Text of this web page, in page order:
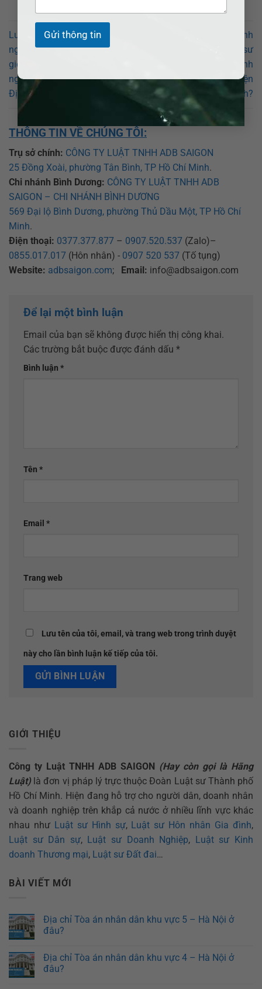
Gửi thông tin
Luật sư giỏi về Luật Doanh
nghiệp. Số điện thoại Luật sư
giỏi về tư vấn Luật doanh
nghiệp miễn phí ở Huyện
Định Quán?
Luật sư giỏi về Luật Doanh
nghiệp. Số điện thoại Luật sư
giỏi về tư vấn Luật doanh
nghiệp miễn phí ở Huyện
Nhơn Trạch?
THÔNG TIN VỀ CHÚNG TÔI:
Trụ sở chính: CÔNG TY LUẬT TNHH ADB SAIGON
25 Đồng Xoài, phường Tân Bình, TP Hồ Chí Minh.
Chi nhánh Bình Dương: CÔNG TY LUẬT TNHH ADB
SAIGON – CHI NHÁNH BÌNH DƯƠNG
569 Đại lộ Bình Dương, phường Thủ Dầu Một, TP Hồ Chí
Minh.
Điện thoại: 0377.377.877 – 0907.520.537 (Zalo)–
0855.017.017 (Hôn nhân) - 0907 520 537 (Tố tụng)
Website: adbsaigon.com; Email: info@adbsaigon.com
Để lại một bình luận
Email của bạn sẽ không được hiển thị công khai.
Các trường bắt buộc được đánh dấu *
Bình luận *
Tên *
Email *
Trang web
Lưu tên của tôi, email, và trang web trong trình duyệt
này cho lần bình luận kế tiếp của tôi.
GIỚI THIỆU
Công ty Luật TNHH ADB SAIGON (Hay còn gọi là Hãng
Luật) là đơn vị pháp lý trực thuộc Đoàn Luật sư Thành phố
Hồ Chí Minh. Hiện đang hỗ trợ cho người dân, doanh nhân
và doanh nghiệp trên khắp cả nước ở nhiều lĩnh vực khác
nhau như Luật sư Hình sự, Luật sư Hôn nhân Gia đình,
Luật sư Dân sự, Luật sư Doanh Nghiệp, Luật sư Kinh
doanh Thương mại, Luật sư Đất đai…
BÀI VIẾT MỚI
Địa chỉ Tòa án nhân dân khu vực 5 – Hà Nội ở
đâu?
Địa chỉ Tòa án nhân dân khu vực 4 – Hà Nội ở
đâu?